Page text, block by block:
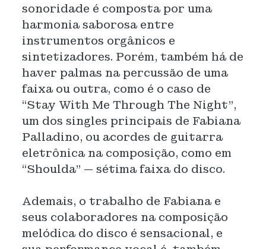
sonoridade é composta por uma
harmonia saborosa entre
instrumentos orgânicos e
sintetizadores. Porém, também há de
haver palmas na percussão de uma
faixa ou outra, como é o caso de
“Stay With Me Through The Night”,
um dos singles principais de Fabiana
Palladino, ou acordes de guitarra
eletrônica na composição, como em
“Shoulda” — sétima faixa do disco.
Ademais, o trabalho de Fabiana e
seus colaboradores na composição
melódica do disco é sensacional, e